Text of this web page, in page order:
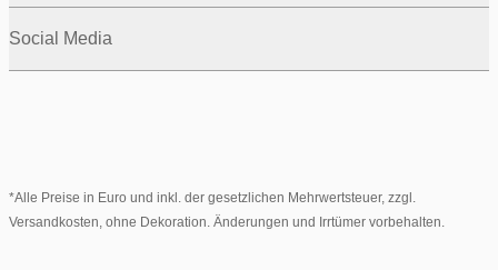
Social Media
*Alle Preise in Euro und inkl. der gesetzlichen Mehrwertsteuer, zzgl.
Versandkosten, ohne Dekoration. Änderungen und Irrtümer vorbehalten.